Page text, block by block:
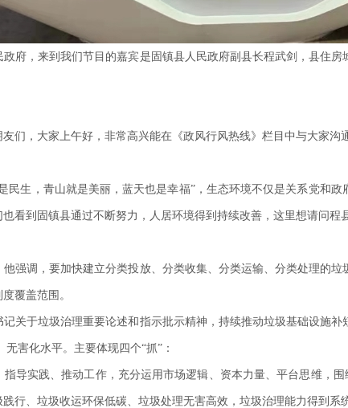
府，来到我们节目的嘉宾是固镇县人民政府副县长程武剑，县住
们，大家上午好，非常高兴能在《政风行风热线》栏目中与大家沟
民生，青山就是美丽，蓝天也是幸福”，生态环境不仅是关系党和
看到固镇县通过不断努力，人居环境得到持续改善，这里想请问
强调，要加快建立分类投放、分类收集、分类运输、分类处理的
覆盖范围。
关于垃圾治理重要论述和指示批示精神，持续推动垃圾基础设施
害化水平。主要体现四个“抓”：
导实践、推动工作，充分运用市场逻辑、资本力量、平台思维，
行、垃圾收运环保低碳、垃圾处理无害高效，垃圾治理能力得到系